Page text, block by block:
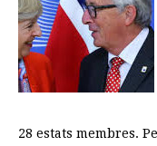
28 estats membres.